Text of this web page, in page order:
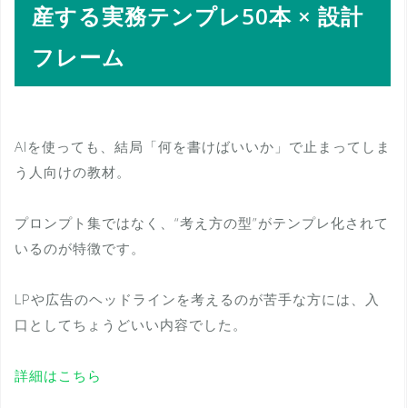
産する実務テンプレ50本 × 設計
フレーム
AIを使っても、結局「何を書けばいいか」で止まってしま
う人向けの教材。
プロンプト集ではなく、“考え方の型”がテンプレ化されて
いるのが特徴です。
LPや広告のヘッドラインを考えるのが苦手な方には、入
口としてちょうどいい内容でした。
詳細はこちら